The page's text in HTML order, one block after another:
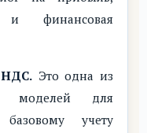
и финансовая
Это одна из
моделей для
учету